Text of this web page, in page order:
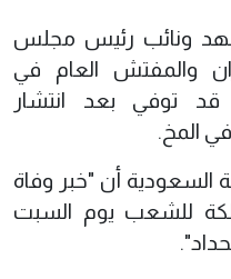
ونائب رئيس مجلس
والمفتش العام في
قد توفي بعد انتشار
المخ.
أن "خبر وفاة
للشعب يوم السبت